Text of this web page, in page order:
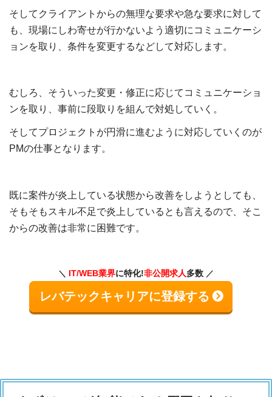
そしてクライアントからの無理な要求や急な要求に対して
も、現場にしわ寄せが行かないよう適切にコミュニケーシ
ョンを取り、条件を変更するなどして対応します。
むしろ、そういった変更・修正に応じてコミュニケーショ
ンを取り、事前に段取りを組んで対処していく。
そしてプロジェクトが円滑に進むように対応していくのが
PMの仕事となります。
既に案件が炎上している状態から改善をしようとしても、
そもそもスキル不足で炎上しているとも言えるので、そこ
からの改善は非常に困難です。
IT/WEB業界に特化!非公開求人多数
レバテックキャリアに登録する